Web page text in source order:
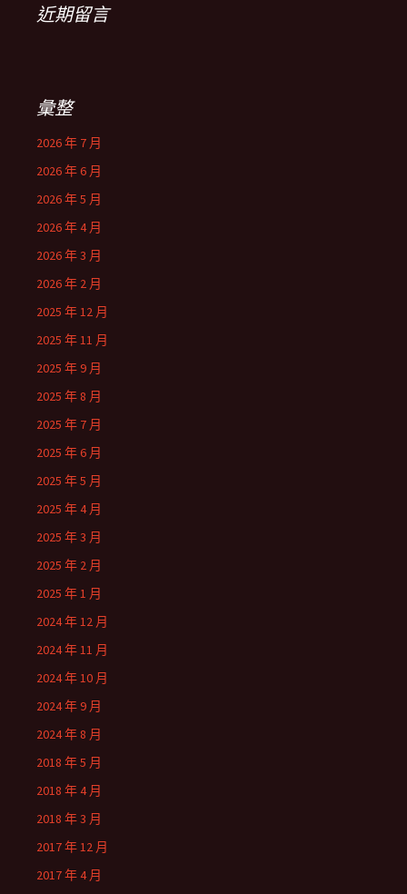
近期留言
彙整
2026 年 7 月
2026 年 6 月
2026 年 5 月
2026 年 4 月
2026 年 3 月
2026 年 2 月
2025 年 12 月
2025 年 11 月
2025 年 9 月
2025 年 8 月
2025 年 7 月
2025 年 6 月
2025 年 5 月
2025 年 4 月
2025 年 3 月
2025 年 2 月
2025 年 1 月
2024 年 12 月
2024 年 11 月
2024 年 10 月
2024 年 9 月
2024 年 8 月
2018 年 5 月
2018 年 4 月
2018 年 3 月
2017 年 12 月
2017 年 4 月